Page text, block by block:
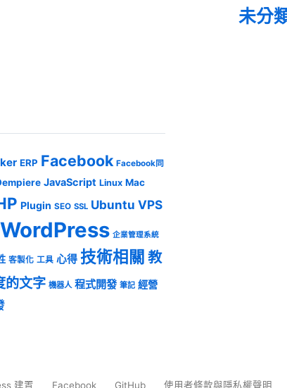
未分
ERP Facebook Facebook同
JavaScript Linux Mac
Plugin SEO SSL Ubuntu VPS
WordPress 企業管理系統
客製化 工具 心得 技術相關 教
的文字 機器人 程式開發 筆記 經營
建置 Facebook GitHub 使用者條款與隱私權聲明